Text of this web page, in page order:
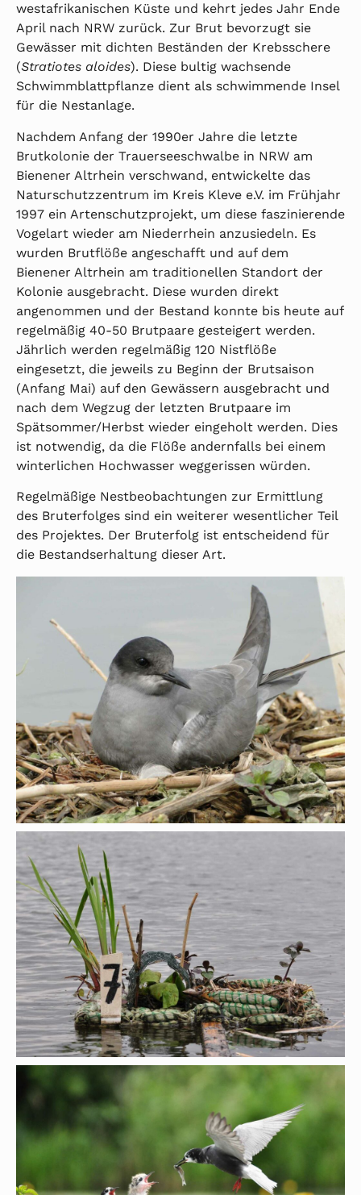
westafrikanischen Küste und kehrt jedes Jahr Ende
April nach NRW zurück. Zur Brut bevorzugt sie
Gewässer mit dichten Beständen der Krebsschere
(Stratiotes aloides). Diese bultig wachsende
Schwimmblattpflanze dient als schwimmende Insel
für die Nestanlage.
Nachdem Anfang der 1990er Jahre die letzte
Brutkolonie der Trauerseeschwalbe in NRW am
Bienener Altrhein verschwand, entwickelte das
Naturschutzzentrum im Kreis Kleve e.V. im Frühjahr
1997 ein Artenschutzprojekt, um diese faszinierende
Vogelart wieder am Niederrhein anzusiedeln. Es
wurden Brutflöße angeschafft und auf dem
Bienener Altrhein am traditionellen Standort der
Kolonie ausgebracht. Diese wurden direkt
angenommen und der Bestand konnte bis heute auf
regelmäßig 40-50 Brutpaare gesteigert werden.
Jährlich werden regelmäßig 120 Nistflöße
eingesetzt, die jeweils zu Beginn der Brutsaison
(Anfang Mai) auf den Gewässern ausgebracht und
nach dem Wegzug der letzten Brutpaare im
Spätsommer/Herbst wieder eingeholt werden. Dies
ist notwendig, da die Flöße andernfalls bei einem
winterlichen Hochwasser weggerissen würden.
Regelmäßige Nestbeobachtungen zur Ermittlung
des Bruterfolges sind ein weiterer wesentlicher Teil
des Projektes. Der Bruterfolg ist entscheidend für
die Bestandserhaltung dieser Art.